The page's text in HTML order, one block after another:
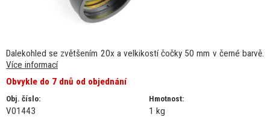
Dalekohled se zvětšením 20x a velkikostí čočky 50 mm v černé barvě.
Více informací
Obvykle do 7 dnů od objednání
Obj. číslo:
V01443
Hmotnost:
1 kg